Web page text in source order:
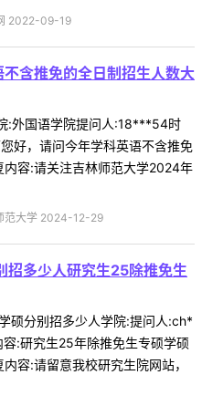
2022-09-19
含推免的全日制招生人数大
:外国语学院提问人:18***54时
好，请问今年学科英语不含推免
容:请关注吉林师范大学2024年
范大学 2024-12-29
招多少人研究生25除推免生
硕分别招多少人学院:提问人:ch*
:研究生25年除推免生专硕学硕
容:请留意我校研究生院网站，